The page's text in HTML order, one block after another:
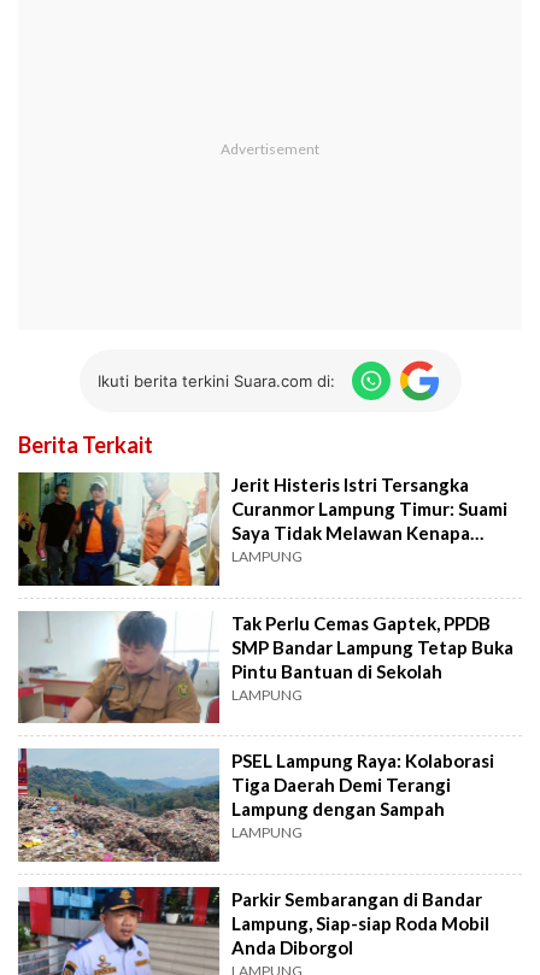
Ikuti berita terkini Suara.com di:
Berita Terkait
Jerit Histeris Istri Tersangka
Curanmor Lampung Timur: Suami
Saya Tidak Melawan Kenapa
Ditembak Mati
LAMPUNG
Tak Perlu Cemas Gaptek, PPDB
SMP Bandar Lampung Tetap Buka
Pintu Bantuan di Sekolah
LAMPUNG
PSEL Lampung Raya: Kolaborasi
Tiga Daerah Demi Terangi
Lampung dengan Sampah
LAMPUNG
Parkir Sembarangan di Bandar
Lampung, Siap-siap Roda Mobil
Anda Diborgol
LAMPUNG